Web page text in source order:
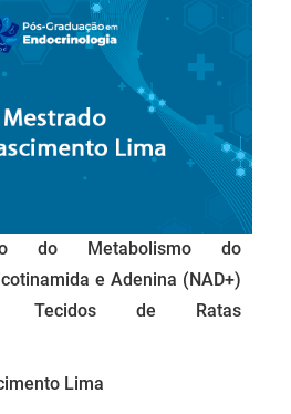
do Metabolismo do
e Adenina (NAD+)
Tecidos de Ratas
Lima